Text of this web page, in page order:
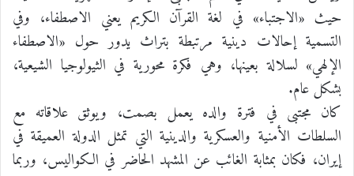
حيث «الاجتباء» في لغة القرآن الكريم يعني الاصطفاء، وفي
التسمية إحالات دينية مرتبطة بتراث يدور حول «الاصطفاء
الإلهي» لسلالة بعينها، وهي فكرة محورية في الثيولوجيا الشيعية،
بشكل عام.
كان مجتبى في فترة والده يعمل بصمت، ويوثق علاقاته مع
السلطات الأمنية والعسكرية والدينية التي تمثل الدولة العميقة في
إيران، فكان بمثابة الغائب عن المشهد الحاضر في الكواليس، وربما